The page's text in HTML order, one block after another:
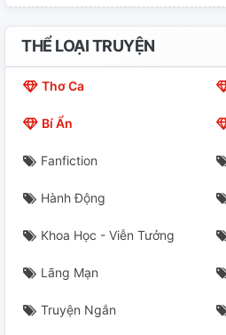
ĐOẢN 18 : (Ngoại Truyện 1)
ĐOẢN 19 : Điểm Tựa
ĐOẢN 23 : (Ngoại Truyện)
Fic Mới
ĐOẢN 24 : Bữa Tiệc (Ngoại
THỂ LOẠI TRUYỆN
Thơ Ca
Bí Ẩn
Fanfiction
Hành Động
Khoa Học - Viễn Tưởng
Lãng Mạn
Truyện Ngắn